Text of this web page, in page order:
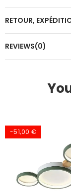
RETOUR,
REVIEWS(0)
-51,00 €